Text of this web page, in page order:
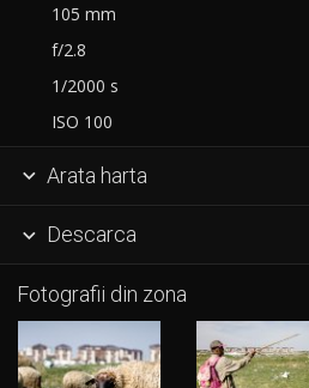
105 mm
f/2.8
1/2000 s
ISO 100
 Arata harta
 Descarca
Fotografii din zona